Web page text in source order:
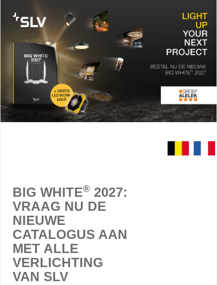
BIG WHITE® 2027:
VRAAG NU DE
NIEUWE
CATALOGUS AAN
MET ALLE
VERLICHTING
VAN SLV